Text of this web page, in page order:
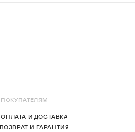
ПОКУПАТЕЛЯМ
ОПЛАТА И ДОСТАВКА
ВОЗВРАТ И ГАРАНТИЯ